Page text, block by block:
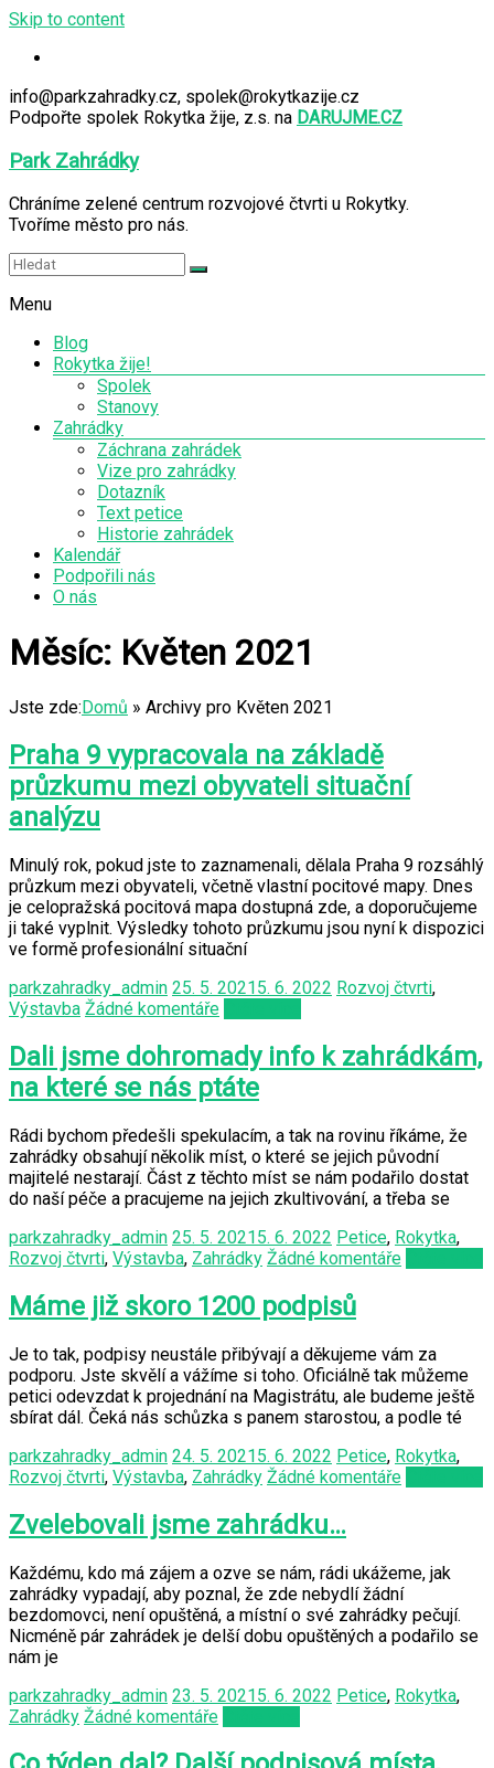
Skip to content
info@parkzahradky.cz, spolek@rokytkazije.cz
Podpořte spolek Rokytka žije, z.s. na DARUJME.CZ
Park Zahrádky
Chráníme zelené centrum rozvojové čtvrti u Rokytky.
Tvoříme město pro nás.
Menu
Blog
Rokytka žije!
Spolek
Stanovy
Zahrádky
Záchrana zahrádek
Vize pro zahrádky
Dotazník
Text petice
Historie zahrádek
Kalendář
Podpořili nás
O nás
Měsíc: Květen 2021
Jste zde: Domů » Archivy pro Květen 2021
Praha 9 vypracovala na základě
průzkumu mezi obyvateli situační
analýzu
Minulý rok, pokud jste to zaznamenali, dělala Praha 9 rozsáhlý
průzkum mezi obyvateli, včetně vlastní pocitové mapy. Dnes
je celopražská pocitová mapa dostupná zde, a doporučujeme
ji také vyplnit. Výsledky tohoto průzkumu jsou nyní k dispozici
ve formě profesionální situační
parkzahradky_admin 25. 5. 20215. 6. 2022 Rozvoj čtvrti,
Výstavba Žádné komentáře
Dali jsme dohromady info k zahrádkám,
na které se nás ptáte
Rádi bychom předešli spekulacím, a tak na rovinu říkáme, že
zahrádky obsahují několik míst, o které se jejich původní
majitelé nestarají. Část z těchto míst se nám podařilo dostat
do naší péče a pracujeme na jejich zkultivování, a třeba se
parkzahradky_admin 25. 5. 20215. 6. 2022 Petice, Rokytka,
Rozvoj čtvrti, Výstavba, Zahrádky Žádné komentáře
Máme již skoro 1200 podpisů
Je to tak, podpisy neustále přibývají a děkujeme vám za
podporu. Jste skvělí a vážíme si toho. Oficiálně tak můžeme
petici odevzdat k projednání na Magistrátu, ale budeme ještě
sbírat dál. Čeká nás schůzka s panem starostou, a podle té
parkzahradky_admin 24. 5. 20215. 6. 2022 Petice, Rokytka,
Rozvoj čtvrti, Výstavba, Zahrádky Žádné komentáře
Zvelebovali jsme zahrádku…
Každému, kdo má zájem a ozve se nám, rádi ukážeme, jak
zahrádky vypadají, aby poznal, že zde nebydlí žádní
bezdomovci, není opuštěná, a místní o své zahrádky pečují.
Nicméně pár zahrádek je delší dobu opuštěných a podařilo se
nám je
parkzahradky_admin 23. 5. 20215. 6. 2022 Petice, Rokytka,
Zahrádky Žádné komentáře